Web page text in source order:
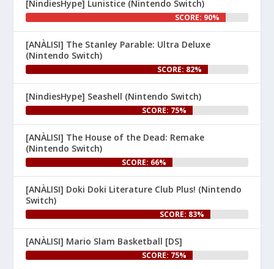
1
Nintenhype.Cat @nintenhype.cat
⋅
1m
El món dels videojocs: ⚡🔥💥💀
Nintendo:
1
🦊 Desplegueu les ales i
comproveu el difusor G,
[NindiesHype] Lunistice (Nintendo Switch)
SCORE: 90%
[ANÀLISI] The Stanley Parable: Ultra Deluxe
(Nintendo Switch)
SCORE: 82%
[NindiesHype] Seashell (Nintendo Switch)
SCORE: 75%
[ANÀLISI] The House of the Dead: Remake
(Nintendo Switch)
SCORE: 66%
[ANÀLISI] Doki Doki Literature Club Plus! (Nintendo
Switch)
SCORE: 83%
[ANÀLISI] Mario Slam Basketball [DS]
SCORE: 75%